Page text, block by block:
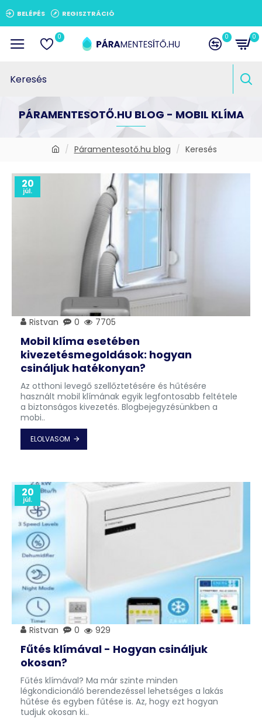
BELÉPÉS REGISZTRÁCIÓ
0 0 0
Páramentesotő.hu blog Keresés
PÁRAMENTESOTŐ.HU BLOG - MOBIL KLÍMA
20
júl.
Ristvan 0 7705
Mobil klíma esetében
kivezetésmegoldások: hogyan
csináljuk hatékonyan?
Az otthoni levegő szellőztetésére és hűtésére
használt mobil klímának egyik legfontosabb feltétele
a biztonságos kivezetés. Blogbejegyzésünkben a
mobi..
ELOLVASOM
20
júl.
Ristvan 0 929
Fűtés klímával - Hogyan csináljuk
okosan?
Fűtés klímával? Ma már szinte minden
légkondicionáló berendezéssel lehetséges a lakás
hűtése és egyben fűtése is. Az, hogy ezt hogyan
tudjuk okosan ki..